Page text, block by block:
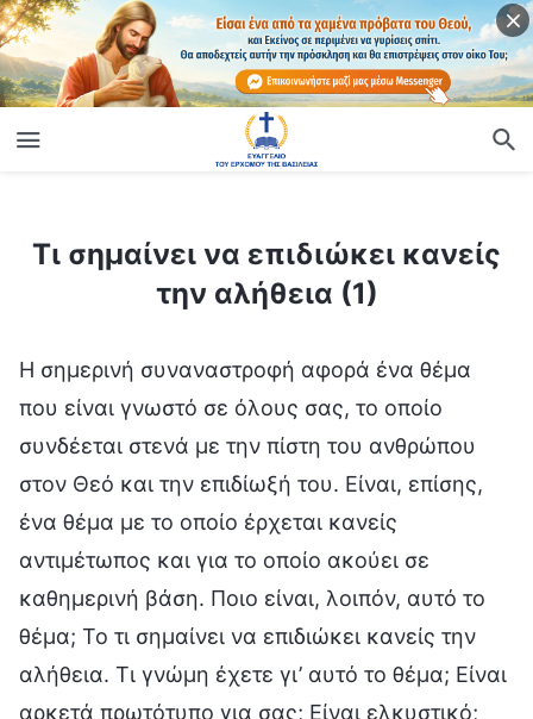
Τι σημαίνει να επιδιώκει κανείς την αλήθεια (1)
Τι σημαίνει να επιδιώκει κανείς
την αλήθεια (1)
Η σημερινή συναναστροφή αφορά ένα θέμα
που είναι γνωστό σε όλους σας, το οποίο
συνδέεται στενά με την πίστη του ανθρώπου
στον Θεό και την επιδίωξή του. Είναι, επίσης,
ένα θέμα με το οποίο έρχεται κανείς
αντιμέτωπος και για το οποίο ακούει σε
καθημερινή βάση. Ποιο είναι, λοιπόν, αυτό το
θέμα; Το τι σημαίνει να επιδιώκει κανείς την
αλήθεια. Τι γνώμη έχετε γι’ αυτό το θέμα; Είναι
αρκετά πρωτότυπο για σας; Είναι ελκυστικό;